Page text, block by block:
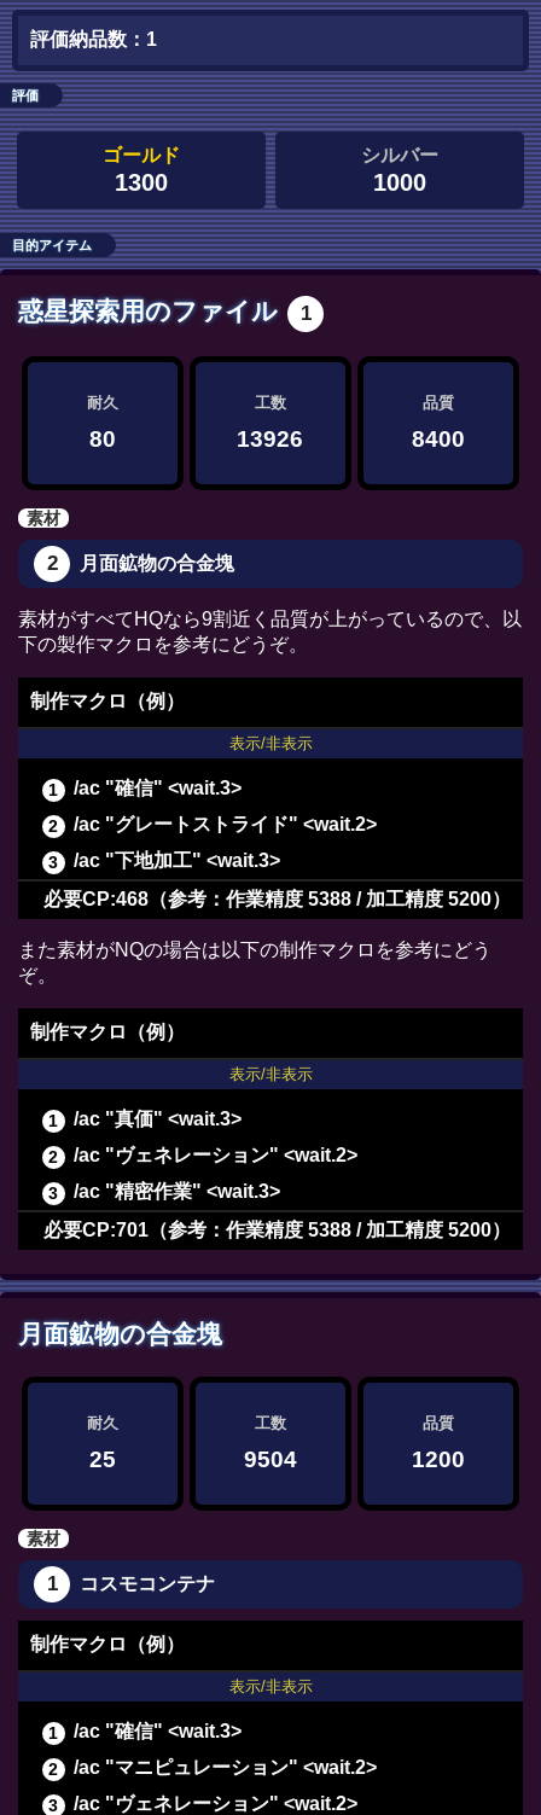
評価納品数：1
評価
ゴールド
1300
シルバー
1000
目的アイテム
惑星探索用のファイル 1
耐久
80
工数
13926
品質
8400
素材
2 月面鉱物の合金塊
素材がすべてHQなら9割近く品質が上がっているので、以
下の製作マクロを参考にどうぞ。
制作マクロ（例）
表示/非表示
/ac "確信" <wait.3>
/ac "グレートストライド" <wait.2>
/ac "下地加工" <wait.3>
/ac "長期倹約" <wait.2>
/ac "下地作業" <wait.3>
/ac "下地作業" <wait.3>
/ac "下地作業" <wait.3>
/ac "パーフェクトメンド" <wait.3>
/ac "ヴェネレーション" <wait.2>
/ac "下地作業" <wait.3>
/ac "下地作業" <wait.3>
/ac "下地作業" <wait.3>
必要CP:468（参考：作業精度 5388 / 加工精度 5200）
また素材がNQの場合は以下の制作マクロを参考にどう
ぞ。
制作マクロ（例）
表示/非表示
/ac "真価" <wait.3>
/ac "ヴェネレーション" <wait.2>
/ac "精密作業" <wait.3>
/ac "下地作業" <wait.3>
/ac "パーフェクトメンド" <wait.3>
/ac "ヴェネレーション" <wait.2>
/ac "精密作業" <wait.3>
/ac "倹約加工" <wait.3>
/ac "中級加工" <wait.3>
/ac "ビエルゴの祝福" <wait.3>
/ac "パーフェクトメンド" <wait.3>
/ac "ヴェネレーション" <wait.2>
/ac "下地作業" <wait.3>
必要CP:701（参考：作業精度 5388 / 加工精度 5200）
月面鉱物の合金塊
耐久
25
工数
9504
品質
1200
素材
1 コスモコンテナ
制作マクロ（例）
表示/非表示
/ac "確信" <wait.3>
/ac "マニピュレーション" <wait.2>
/ac "ヴェネレーション" <wait.2>